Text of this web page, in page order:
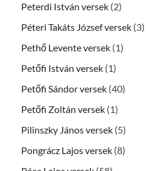
Peterdi István versek (2)
Péteri Takáts József versek (3)
Pethő Levente versek (1)
Petőfi István versek (1)
Petőfi Sándor versek (40)
Petőfi Zoltán versek (1)
Pilinszky János versek (5)
Pongrácz Lajos versek (8)